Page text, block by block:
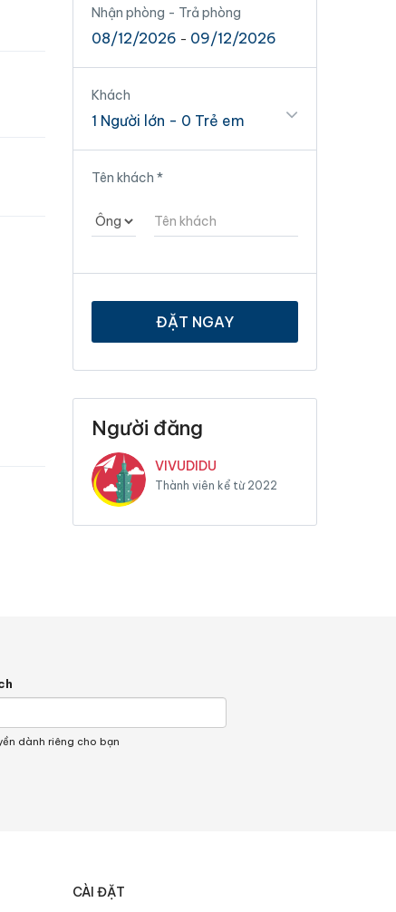
Nhận phòng - Trả phòng
08/12/2026 - 09/12/2026
Khách
1 Người lớn - 0 Trẻ em
Tên khách *
ĐẶT NGAY
Người đăng
VIVUDIDU
Thành viên kể từ 2022
dành riêng cho bạn
CÀI ĐẶT